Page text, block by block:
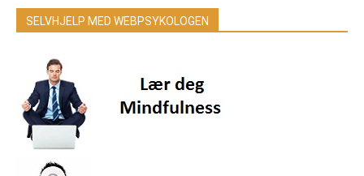
SELVHJELP MED WEBPSYKOLOGEN